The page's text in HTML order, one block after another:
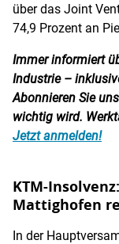
über das Joint
74,9 Prozent an
Immer informiert
Industrie –
Abonnieren Sie
wichtig wird.
Jetzt anmelden!
KTM-
Mattighofen
In der